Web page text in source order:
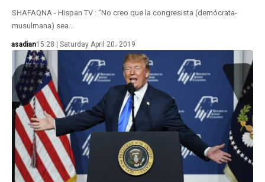
SHAFAQNA - Hispan TV : “No creo que la congresista (demócrata-
musulmana) sea…
asadian15:28 | Saturday April 20، 2019